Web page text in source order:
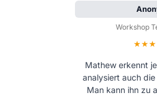
Workshop
Mathew erkennt
analysiert auch
Man kann ihn zu